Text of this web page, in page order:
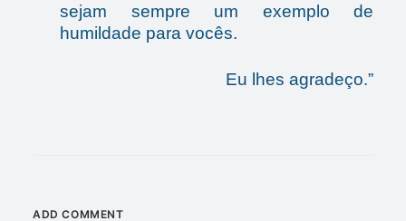
sejam sempre um exemplo de
humildade para vocês.
Eu lhes agradeço.”
ADD COMMENT